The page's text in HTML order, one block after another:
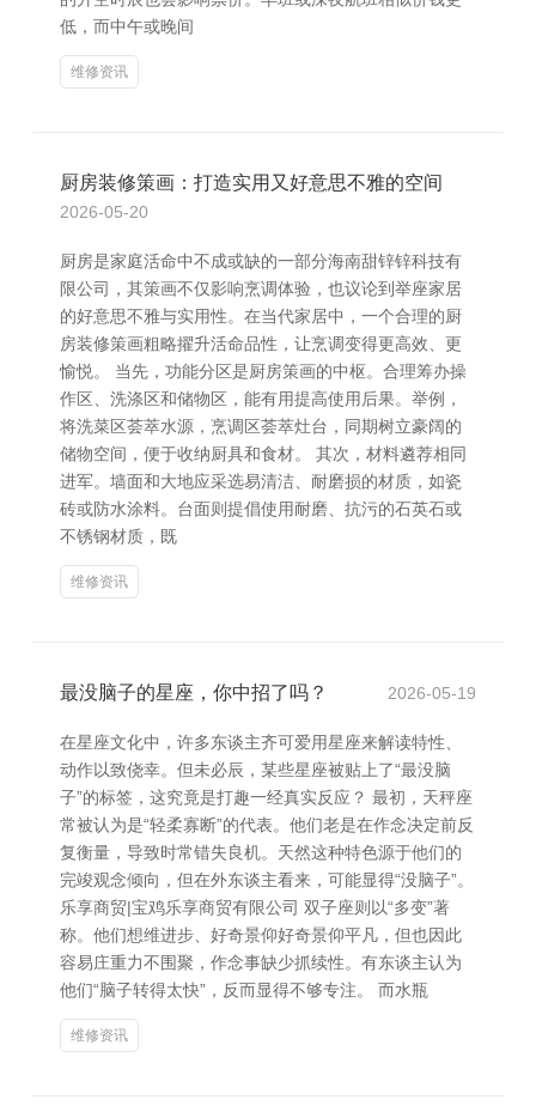
低，而中午或晚间
维修资讯
厨房装修策画：打造实用又好意思不雅的空间
2026-05-20
厨房是家庭活命中不成或缺的一部分海南甜锌锌科技有
限公司，其策画不仅影响烹调体验，也议论到举座家居
的好意思不雅与实用性。在当代家居中，一个合理的厨
房装修策画粗略擢升活命品性，让烹调变得更高效、更
愉悦。 当先，功能分区是厨房策画的中枢。合理筹办操
作区、洗涤区和储物区，能有用提高使用后果。举例，
将洗菜区荟萃水源，烹调区荟萃灶台，同期树立豪阔的
储物空间，便于收纳厨具和食材。 其次，材料遴荐相同
进军。墙面和大地应采选易清洁、耐磨损的材质，如瓷
砖或防水涂料。台面则提倡使用耐磨、抗污的石英石或
不锈钢材质，既
维修资讯
最没脑子的星座，你中招了吗？ 2026-05-19
在星座文化中，许多东谈主齐可爱用星座来解读特性、
动作以致侥幸。但未必辰，某些星座被贴上了“最没脑
子”的标签，这究竟是打趣一经真实反应？ 最初，天秤座
常被认为是“轻柔寡断”的代表。他们老是在作念决定前反
复衡量，导致时常错失良机。天然这种特色源于他们的
完竣观念倾向，但在外东谈主看来，可能显得“没脑子”。
乐享商贸|宝鸡乐享商贸有限公司 双子座则以“多变”著
称。他们想维进步、好奇景仰好奇景仰平凡，但也因此
容易庄重力不围聚，作念事缺少抓续性。有东谈主认为
他们“脑子转得太快”，反而显得不够专注。 而水瓶
维修资讯